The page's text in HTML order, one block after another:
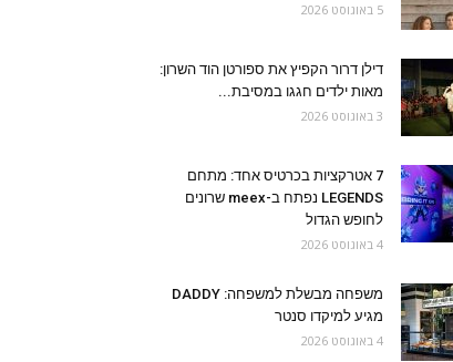
5 באוגוסט 2026
דילן דרור הקפיץ את ספורטן הוד השרון:
מאות ילדים חגגו במסיבת...
3 באוגוסט 2026
7 אטרקציות בכרטיס אחד: מתחם
LEGENDS נפתח ב-meex שרונים
לחופש הגדול
4 באוגוסט 2026
משפחה מבשלת למשפחה: DADDY
מגיע למיקדו סנטר
4 באוגוסט 2026